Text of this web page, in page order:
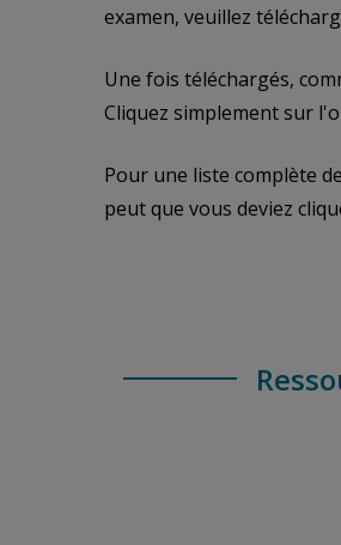
examen, veuillez
Une fois téléchargés,
Cliquez simplement sur
Pour une liste complète
peut que vous deviez